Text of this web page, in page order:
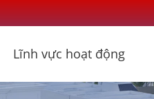
Lĩnh vực hoạt động